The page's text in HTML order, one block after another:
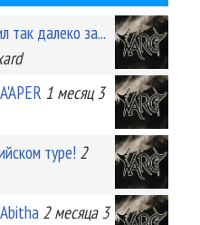
далеко за...
1 месяц 3
туре! 2
2 месяца 3